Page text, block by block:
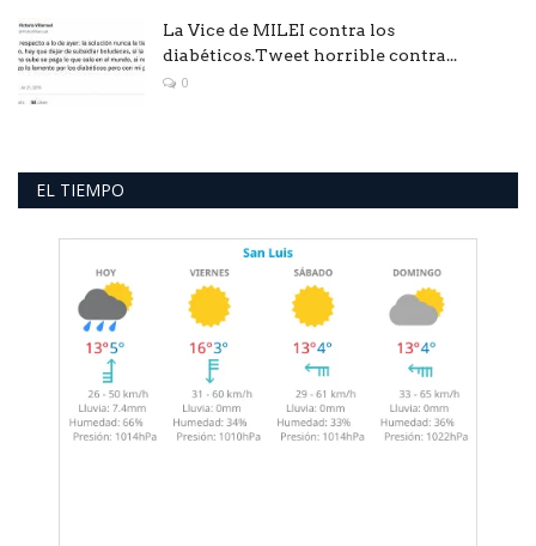
La Vice de MILEI contra los
diabéticos.Tweet horrible contra...
0
EL TIEMPO